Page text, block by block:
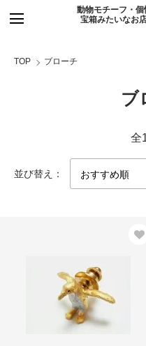
動物モチーフ・個
宝箱みたいなお
TOP ブローチ
ブ
全
並び替え：